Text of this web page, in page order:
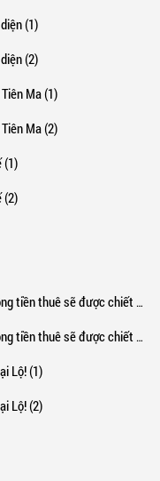
(1)
(2)
Ma (1)
Ma (2)
(1)
(2)
sẽ được chiết khấu thế nào? (1)
sẽ được chiết khấu thế nào? (2)
Lộ! (1)
Lộ! (2)